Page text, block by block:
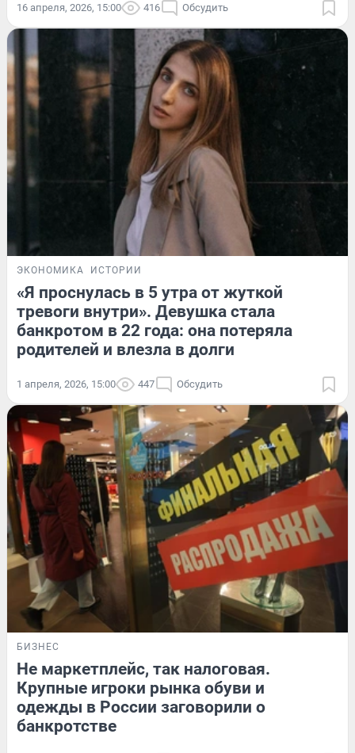
16 апреля, 2026, 15:00 416 Обсудить
ЭКОНОМИКА ИСТОРИИ
«Я проснулась в 5 утра от жуткой
тревоги внутри». Девушка стала
банкротом в 22 года: она потеряла
родителей и влезла в долги
1 апреля, 2026, 15:00 447 Обсудить
БИЗНЕС
Не маркетплейс, так налоговая.
Крупные игроки рынка обуви и
одежды в России заговорили о
банкротстве